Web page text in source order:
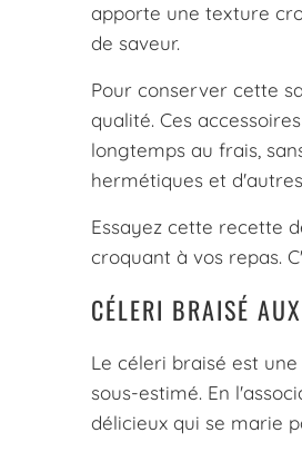
apporte une texture
de saveur.
Pour conserver cette
qualité. Ces
longtemps au frais,
hermétiques et
Essayez cette recette
croquant à vos repas.
CÉLERI BRAISÉ
Le céleri braisé est
sous-estimé. En
délicieux qui se marie